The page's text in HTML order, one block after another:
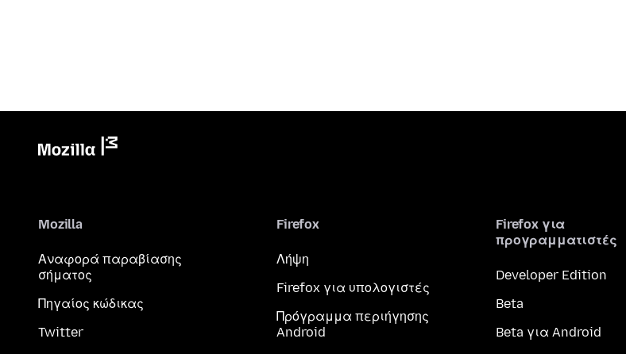
Mozilla
Αναφορά παραβίασης
σήματος
Πηγαίος κώδικας
Twitter
Firefox
Λήψη
Firefox για υπολογιστές
Πρόγραμμα περιήγησης
Android
Firefox για
προγραμματιστές
Developer Edition
Beta
Beta για Android